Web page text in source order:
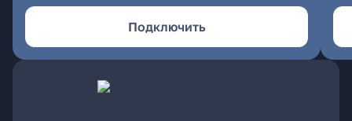
Подключить